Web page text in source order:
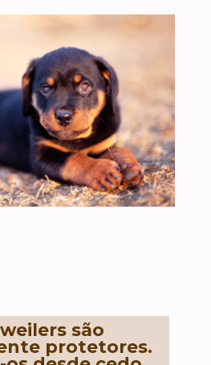
são
protetores.